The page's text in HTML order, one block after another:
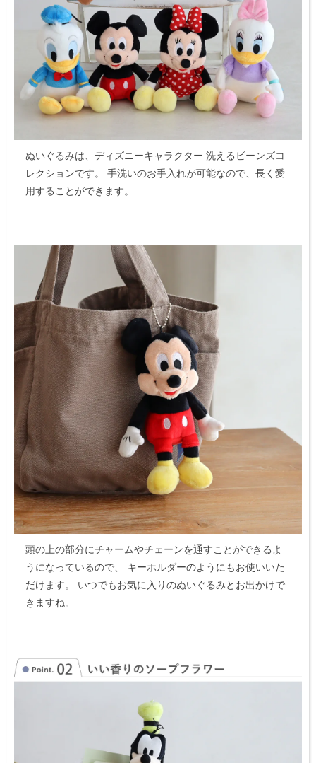
ぬいぐるみは、ディズニーキャラクター 洗えるビーンズコ
レクションです。
手洗いのお手入れが可能なので、長く愛
用することができます。
頭の上の部分にチャームやチェーンを通すことができるよ
うになっているので、
キーホルダーのようにもお使いいた
だけます。
いつでもお気に入りのぬいぐるみとお出かけで
きますね。